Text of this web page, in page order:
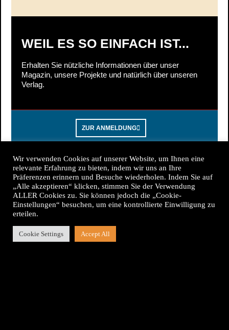
WEIL ES SO EINFACH IST...
Erhalten Sie nützliche Informationen über unser
Magazin, unsere Projekte und natürlich über unseren
Verlag.
ZUR ANMELDUNG
Kiosk Verlag
PUBLIKATIONEN
MIT TRADITION.
Wir verwenden Cookies auf unserer Website, um Ihnen eine
relevante Erfahrung zu bieten, indem wir uns an Ihre
Präferenzen erinnern und Besuche wiederholen. Indem Sie auf
„Alle akzeptieren“ klicken, stimmen Sie der Verwendung
ALLER Cookies zu. Sie können jedoch die „Cookie-
Einstellungen“ besuchen, um eine kontrollierte Einwilligung zu
erteilen.
Cookie Settings Accept All